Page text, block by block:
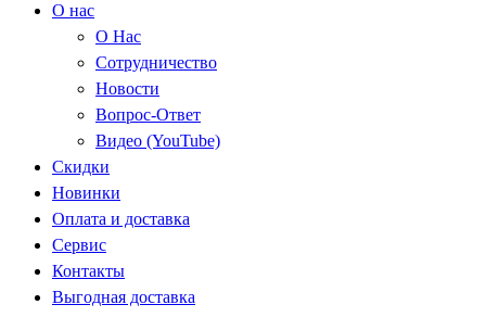
О нас
О Нас
Сотрудничество
Новости
Вопрос-Ответ
Видео (YouTube)
Скидки
Новинки
Оплата и доставка
Сервис
Контакты
Выгодная доставка